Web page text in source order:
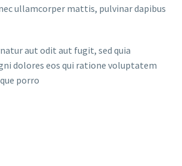
ullamcorper mattis, pulvinar dapibus
aut odit aut fugit, sed quia
dolores eos qui ratione voluptatem
porro